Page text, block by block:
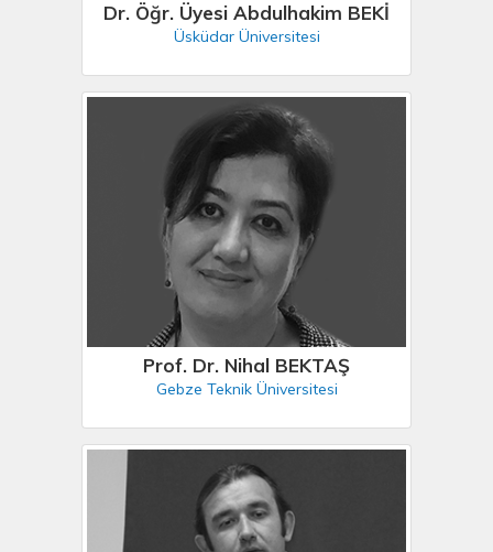
Dr. Öğr. Üyesi Abdulhakim BEKİ
Üsküdar Üniversitesi
Prof. Dr. Nihal BEKTAŞ
Gebze Teknik Üniversitesi